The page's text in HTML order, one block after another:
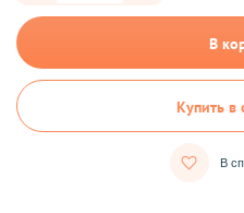
В
Купить в
В